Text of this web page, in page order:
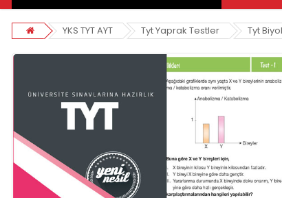
YKS TYT AYT Tyt Yaprak Testler Tyt